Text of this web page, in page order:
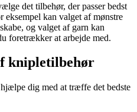
det tilbehør, der passer bedst
kan valget af mønstre
og valget af garn kan
foretrækker at arbejde med.
knipletilbehør
dig med at træffe det bedste